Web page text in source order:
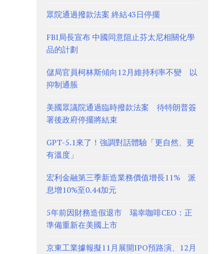
眾院通過撥款法案 終結43日停擺
FBI局長宣布 中國同意阻止芬太尼相關化學
品的計劃
儲局官員柯林斯傾向12月維持利率不變 以
抑制通脹
美國眾議院通過臨時撥款法案 待特朗普簽
署後政府停擺將結束
GPT-5.1來了！強調對話體驗「更自然、更
有溫度」
宏利金融第三季新造業務價值增長11% 派
息增10%至0.44加元
5年前因財務造假退市 瑞幸咖啡CEO：正
準備重新在美國上市
京東工業據報擬11月展開IPO預路演、12月